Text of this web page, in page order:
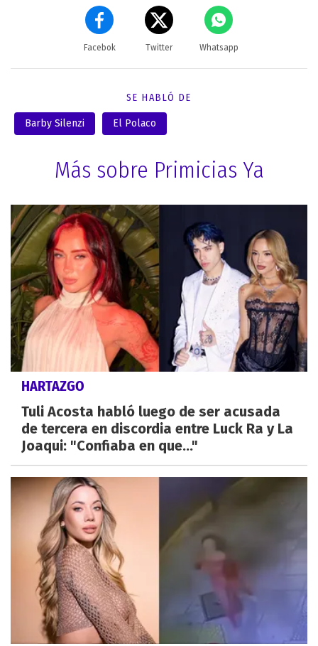
Facebok Twitter Whatsapp
SE HABLÓ DE
Barby Silenzi El Polaco
Más sobre Primicias Ya
HARTAZGO
Tuli Acosta habló luego de ser acusada
de tercera en discordia entre Luck Ra y La
Joaqui: "Confiaba en que..."